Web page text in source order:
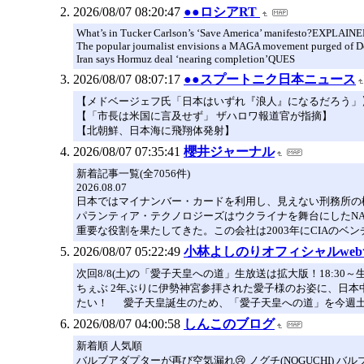
2026/08/07 08:20:47 ●●ロシアRT
What’s in Tucker Carlson’s ‘Save America’
The popular journalist envisions a MAGA movement purged of
Iran says Hormuz deal ‘nearing completion’QUES
2026/08/07 08:07:17 ●●スプートニク日本ニュース
【メドベージェフ氏「日本はいずれ『浪人』になるだろう」
【「市長は米国に言及せず」 ザハロワ報道官が指摘】
【北朝鮮、日本海に飛翔体発射】
2026/08/07 07:35:41 櫻井ジャーナル
新着記事一覧(全7056件)
2026.08.07
日本ではマイナンバー・カードを利用し、見えない刑務所
パランティア・テクノロジーズはウクライナを舞台にした
重要な役割を果たしてきた。この会社は2003年にCIAのベ
2026/08/07 05:22:49 小林よしのりオフィシャル
次回8/8(土)の「愛子天皇への道」生放送は拡大版！18:30～
ちぇぶ 2年ぶりに伊勢神宮参拝された愛子様のお姿に、日
たい！ 愛子天皇誕生のため、「愛子天皇への道」を今週
2026/08/07 04:00:58 しんこのブログ
新着順 人気順
バルブアダプターが再び空気漏れ😢 ノグチ(NOGUCHI) バ